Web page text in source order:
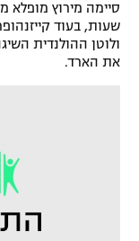
רשיון להקרנה
הצטרפות לחבילת
ולוטן ההולנדית
את הארד.